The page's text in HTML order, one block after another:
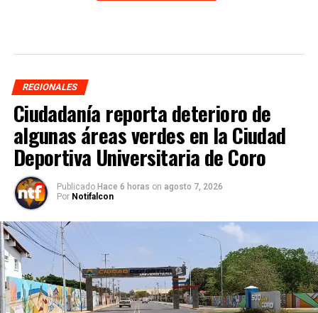
REGIONALES
Ciudadanía reporta deterioro de
algunas áreas verdes en la Ciudad
Deportiva Universitaria de Coro
Publicado Hace 6 horas on agosto 7, 2026
Por Notifalcon